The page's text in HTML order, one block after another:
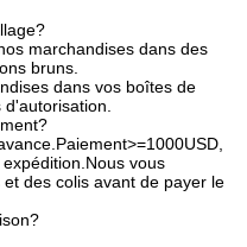
marchandises dans des
bruns.
dans vos boîtes de
vous
des colis avant de payer le